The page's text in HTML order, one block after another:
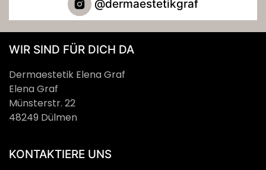
@dermaestetikgraf
WIR SIND FÜR DICH DA
Dermaestetik Elena Graf
Elena Graf
Münsterstr. 22
48249 Dülmen
KONTAKTIERE UNS